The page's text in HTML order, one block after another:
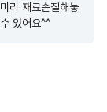
리 재료손질해놓
있어요^^